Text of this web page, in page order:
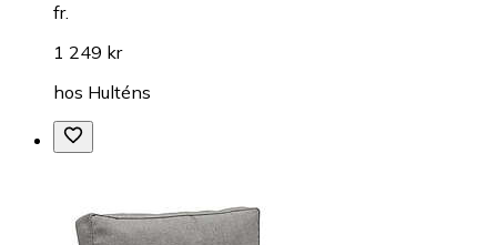
fr.
1 249 kr
hos Hulténs